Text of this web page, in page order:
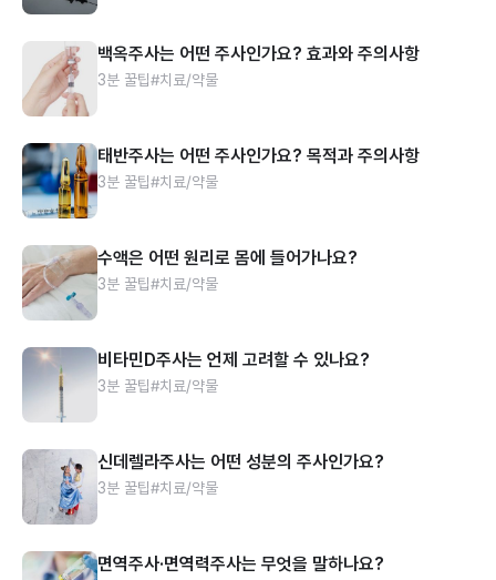
백옥주사는 어떤 주사인가요? 효과와 주의사항
3분 꿀팁#치료/약물
태반주사는 어떤 주사인가요? 목적과 주의사항
3분 꿀팁#치료/약물
수액은 어떤 원리로 몸에 들어가나요?
3분 꿀팁#치료/약물
비타민D주사는 언제 고려할 수 있나요?
3분 꿀팁#치료/약물
신데렐라주사는 어떤 성분의 주사인가요?
3분 꿀팁#치료/약물
면역주사·면역력주사는 무엇을 말하나요?